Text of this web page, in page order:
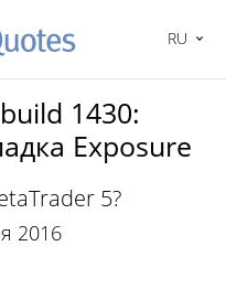
RU
1430:
Exposure
5?
2016